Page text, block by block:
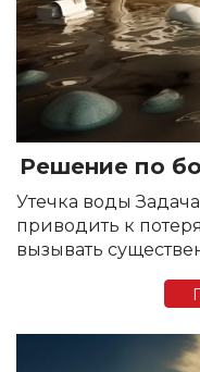
Решение по
Утечка воды
приводить к
вызывать
комнате или в